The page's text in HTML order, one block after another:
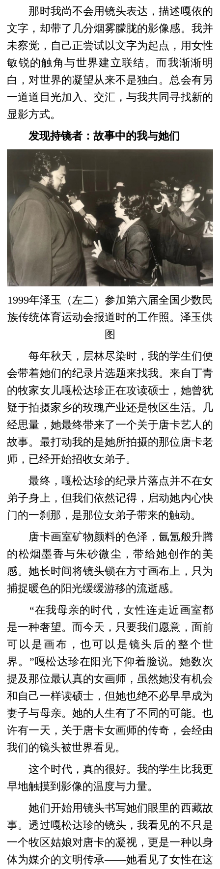
那时我尚不会用镜头表达，描述嘎依的
文字，却带了几分烟雾朦胧的影像感。我并
未察觉，自己正尝试以文字为起点，用女性
敏锐的触角与世界建立联结。而我渐渐明
白，对世界的凝望从来不是独白。总会有另
一道道目光加入、交汇，与我共同寻找新的
显影方式。
发现持镜者：故事中的我与她们
1999年泽玉（左二）参加第六届全国少数民
族传统体育运动会报道时的工作照。泽玉供
图
每年秋天，层林尽染时，我的学生们便
会带着她们的纪录片选题来找我。来自丁青
的牧家女儿嘎松达珍正在攻读硕士，她曾犹
疑于拍摄家乡的玫瑰产业还是牧区生活。几
经思量，她最终带来了一个关于唐卡艺人的
故事。最打动我的是她所拍摄的那位唐卡老
师，已经开始招收女弟子。
最终，嘎松达珍的纪录片落点并不在女
弟子身上，但我们依然记得，启动她内心快
门的一刹那，是那位女弟子带来的触动。
唐卡画室矿物颜料的色泽，氤氲般升腾
的松烟墨香与朱砂微尘，带给她创作的美
感。她长时间将镜头锁在方寸画布上，只为
捕捉暖色的阳光缓缓游移的流逝感。
“在我母亲的时代，女性连走近画室都
是一种奢望。而今天，只要我们愿意，面前
可以是画布，也可以是镜头后的整个世
界。”嘎松达珍在阳光下仰着脸说。她数次
提及那位最认真的女画师，虽然她没有机会
和自己一样读硕士，但她也绝不必早早成为
妻子与母亲。她的人生有了不同的可能。也
许有一天，关于唐卡女画师的传奇，会经由
我们的镜头被世界看见。
这个时代，真的很好。我的学生比我更
早地触摸到影像的温度与力量。
她们开始用镜头书写她们眼里的西藏故
事。透过嘎松达珍的镜头，我看见的不只是
一个牧区姑娘对唐卡的凝视，更是一种以身
体为媒介的文明传承——她看见了女性在这